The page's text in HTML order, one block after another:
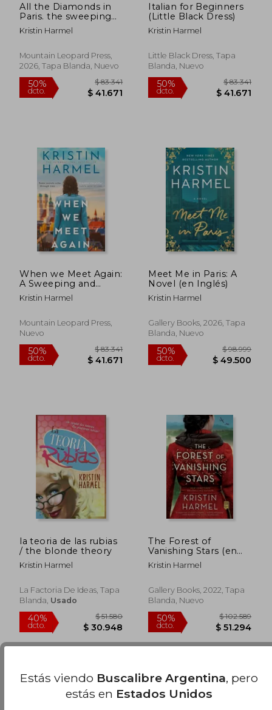
50%
$ 48.056
50%
dcto.
All the Diamonds in
Paris. the sweeping
new novel from the
New York Times
Kristin Harmel
Mountain Leopard Press,
2026, Tapa Blanda, Nuevo
50%
dcto. $ 41.671
Italian for Beginners
(Little Black Dress)
Kristin Harmel
Little Black Dress, Tapa
Blanda, Nuevo
50%
dcto.
When we Meet Again:
A Sweeping and
Heart-Breaking ww2
Novel From a new
Bestselling Author
(en Inglés)
Kristin Harmel
Mountain Leopard Press,
Nuevo
Meet Me in Paris: A
Novel (en Inglés)
Kristin Harmel
Gallery Books, 2026, Tapa
Blanda, Nuevo
la teoria de las rubias
/ the blonde theory
Kristin Harmel
La Factoria De Ideas, Tapa
Blanda, Usado
The Forest of
Vanishing Stars (en
Inglés)
Kristin Harmel
Gallery Books, 2022, Tapa
Blanda, Nuevo
Estás viendo Buscalibre Argentina, pero
estás en Estados Unidos